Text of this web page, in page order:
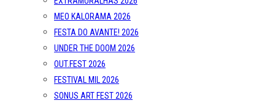
MEO KALORAMA 2026
FESTA DO AVANTE! 2026
UNDER THE DOOM 2026
OUT.FEST 2026
FESTIVAL MIL 2026
SONUS ART FEST 2026